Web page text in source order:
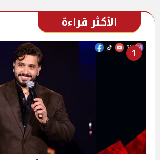
الأكثر قراءة
1